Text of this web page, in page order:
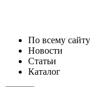
По всему сайту
Новости
Статьи
Каталог